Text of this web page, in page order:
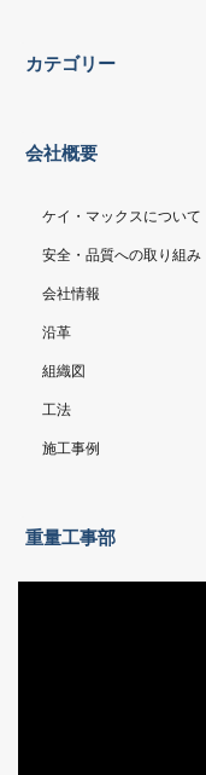
カテゴリー
会社概要
ケイ・マックスについて
安全・品質への取り組み
会社情報
沿革
組織図
工法
施工事例
重量工事部
動